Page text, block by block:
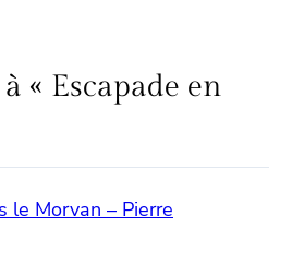
« Escapade en
le Morvan – Pierre